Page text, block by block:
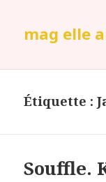
mag elle
Étiquette :
Souffle.